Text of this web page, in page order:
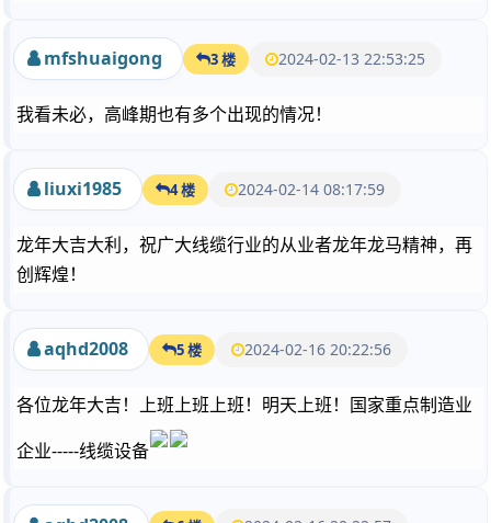
mfshuaigong 3 楼 2024-02-13 22:53:25
我看未必，高峰期也有多个出现的情况！
liuxi1985 4 楼 2024-02-14 08:17:59
龙年大吉大利，祝广大线缆行业的从业者龙年龙马精神，再
创辉煌！
aqhd2008 5 楼 2024-02-16 20:22:56
各位龙年大吉！上班上班上班！明天上班！国家重点制造业
企业-----线缆设备